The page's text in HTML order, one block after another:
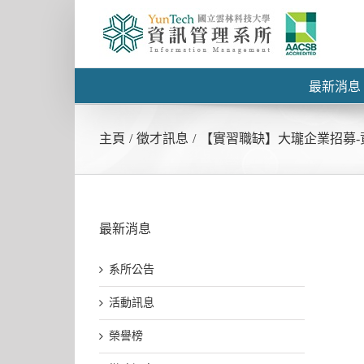
最新消息
主頁 / 徵才訊息 / 【實習職缺】大瓏企業招募
最新消息
系所公告
活動訊息
榮譽榜